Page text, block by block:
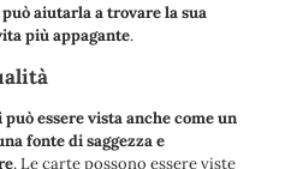
aiutarla a trovare la sua
più appagante.
essere vista anche come un
fonte di saggezza e
. Le carte possono essere viste